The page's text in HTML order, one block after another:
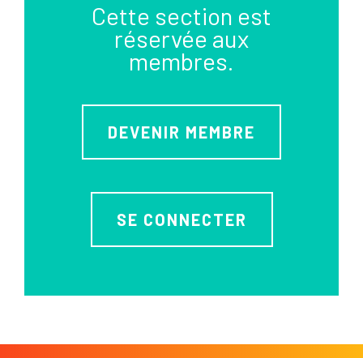
Cette section est
réservée aux
membres.
DEVENIR MEMBRE
SE CONNECTER